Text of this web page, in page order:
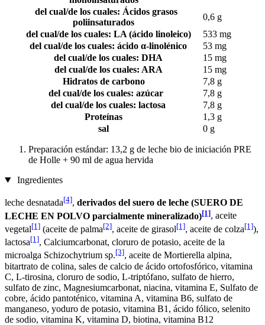
del cual/de los cuales: Ácidos grasos
poliinsaturados
0,6 g
del cual/de los cuales: LA (ácido linoleico)
533 mg
del cual/de los cuales: ácido α-linolénico
53 mg
del cual/de los cuales: DHA
15 mg
del cual/de los cuales: ARA
15 mg
Hidratos de carbono
7,8 g
del cual/de los cuales: azúcar
7,8 g
del cual/de los cuales: lactosa
7,8 g
Proteínas
1,3 g
sal
0 g
Preparación estándar: 13,2 g de leche bio de iniciación PRE
de Holle + 90 ml de agua hervida
Ingredientes
leche desnatada[4], derivados del suero de leche (SUERO DE
LECHE EN POLVO parcialmente mineralizado)[1], aceite
vegetal[1] (aceite de palma[2], aceite de girasol[1], aceite de colza[1]),
lactosa[1], Calciumcarbonat, cloruro de potasio, aceite de la
microalga Schizochytrium sp.[3], aceite de Mortierella alpina,
bitartrato de colina, sales de calcio de ácido ortofosfórico, vitamina
C, L-tirosina, cloruro de sodio, L-triptófano, sulfato de hierro,
sulfato de zinc, Magnesiumcarbonat, niacina, vitamina E, Sulfato de
cobre, ácido pantoténico, vitamina A, vitamina B6, sulfato de
manganeso, yoduro de potasio, vitamina B1, ácido fólico, selenito
de sodio, vitamina K, vitamina D, biotina, vitamina B12